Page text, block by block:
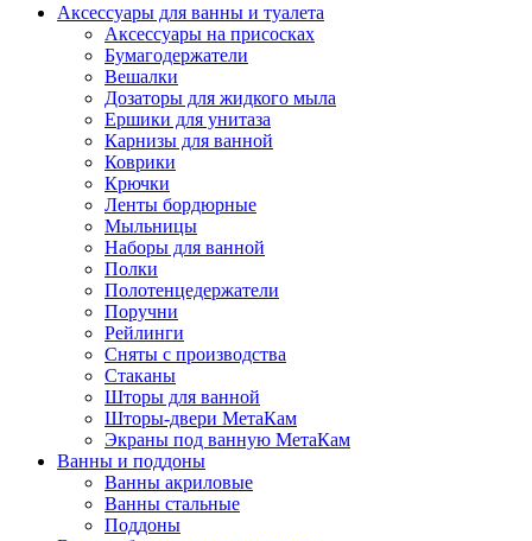
Аксессуары для ванны и туалета
Аксессуары на присосках
Бумагодержатели
Вешалки
Дозаторы для жидкого мыла
Ершики для унитаза
Карнизы для ванной
Коврики
Крючки
Ленты бордюрные
Мыльницы
Наборы для ванной
Полки
Полотенцедержатели
Поручни
Рейлинги
Сняты с производства
Стаканы
Шторы для ванной
Шторы-двери МетаКам
Экраны под ванную МетаКам
Ванны и поддоны
Ванны акриловые
Ванны стальные
Поддоны